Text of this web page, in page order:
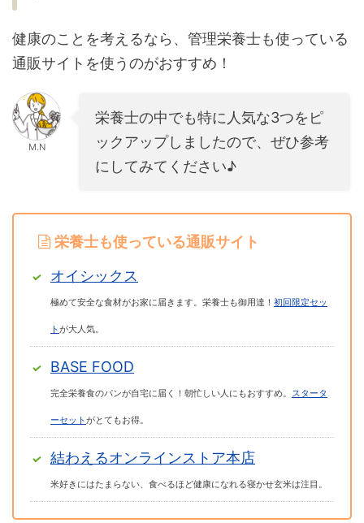
健康のことを考えるなら、管理栄養士も使っている
通販サイトを使うのがおすすめ！
M.N
栄養士の中でも特に人気な3つをピ
ックアップしましたので、ぜひ参考
にしてみてください♪
栄養士も使っている通販サイト
オイシックス
極めて安全な食材がお家に届きます。栄養士も御用達！ 初回限定セッ
トが大人気。
BASE FOOD
完全栄養食のパンが自宅に届く！朝忙しい人にもおすすめ。 スタータ
ーセットがとてもお得。
結わえるオンラインストア本店
米好きにはたまらない、食べるほど健康になれる寝かせ玄米は注目。